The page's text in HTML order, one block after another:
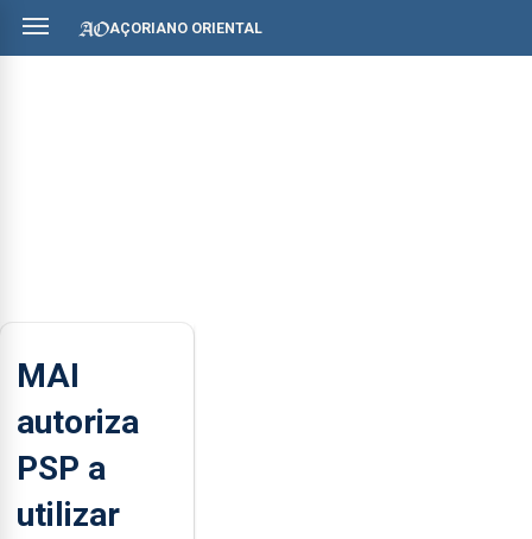
AÇORIANO ORIENTAL
MAI
autoriza
PSP a
utilizar